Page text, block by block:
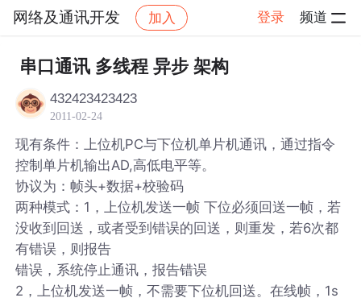
网络及通讯开发 加入 登录 频道
社区 网络及通讯开发 帖子详情
串口通讯 多线程 异步 架构
432423423423
2011-02-24
现有条件：上位机PC与下位机单片机通讯，通过指令
控制单片机输出AD,高低电平等。
协议为：帧头+数据+校验码
两种模式：1，上位机发送一帧 下位必须回送一帧，若
没收到回送，或者受到错误的回送，则重发，若6次都
有错误，则报告
错误，系统停止通讯，报告错误
2，上位机发送一帧，不需要下位机回送。在线帧，1s